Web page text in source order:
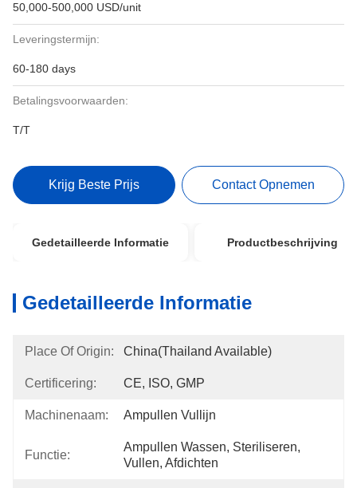
50,000-500,000 USD/unit
Leveringstermijn:
60-180 days
Betalingsvoorwaarden:
T/T
Krijg Beste Prijs Contact Opnemen
Gedetailleerde Informatie Productbeschrijving
Gedetailleerde Informatie
Place Of Origin: China(Thailand Available)
Certificering: CE, ISO, GMP
Machinenaam: Ampullen Vullijn
Functie:
Ampullen Wassen, Steriliseren,
Vullen, Afdichten